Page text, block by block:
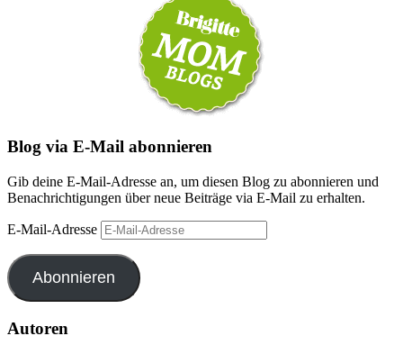
Blog via E-Mail abonnieren
Gib deine E-Mail-Adresse an, um diesen Blog zu abonnieren und
Benachrichtigungen über neue Beiträge via E-Mail zu erhalten.
E-Mail-Adresse
Abonnieren
Autoren